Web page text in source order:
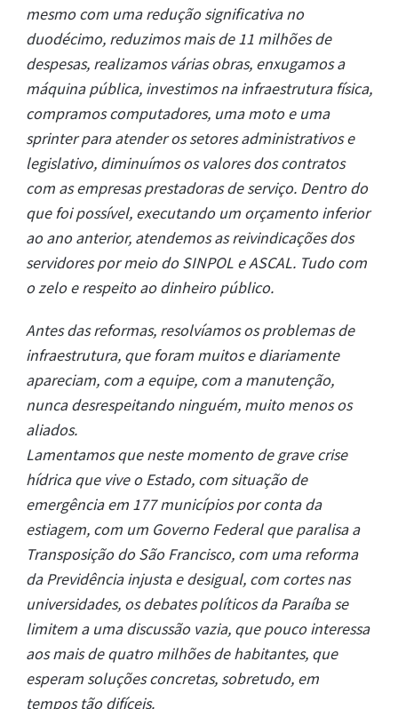
mesmo com uma redução significativa no
duodécimo, reduzimos mais de 11 milhões de
despesas, realizamos várias obras, enxugamos a
máquina pública, investimos na infraestrutura física,
compramos computadores, uma moto e uma
sprinter para atender os setores administrativos e
legislativo, diminuímos os valores dos contratos
com as empresas prestadoras de serviço. Dentro do
que foi possível, executando um orçamento inferior
ao ano anterior, atendemos as reivindicações dos
servidores por meio do SINPOL e ASCAL. Tudo com
o zelo e respeito ao dinheiro público.
Antes das reformas, resolvíamos os problemas de
infraestrutura, que foram muitos e diariamente
apareciam, com a equipe, com a manutenção,
nunca desrespeitando ninguém, muito menos os
aliados.
Lamentamos que neste momento de grave crise
hídrica que vive o Estado, com situação de
emergência em 177 municípios por conta da
estiagem, com um Governo Federal que paralisa a
Transposição do São Francisco, com uma reforma
da Previdência injusta e desigual, com cortes nas
universidades, os debates políticos da Paraíba se
limitem a uma discussão vazia, que pouco interessa
aos mais de quatro milhões de habitantes, que
esperam soluções concretas, sobretudo, em
tempos tão difíceis.